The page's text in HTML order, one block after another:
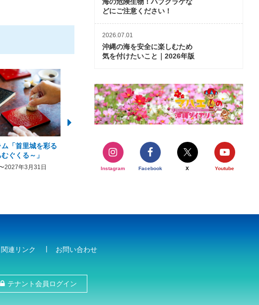
「首里城を彩る
ぐくる～」
2027年3月31日
2026年度 かりゆしビーチ営業
期間および営業時間のお知らせ
2026年3月5日〜2026年10月31日
【期間限定】オーシャ
開催について
2026年3月20日〜2026年11
どにご注意ください！
2026.07.01
沖縄の海を安全に楽しむため
気を付けたいこと｜2026年版
Instagram Facebook X Youtube
関連リンク お問い合わせ
テナント会員ログイン